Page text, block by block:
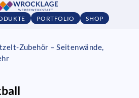
PORTFOLIO SHOP
Zubehör – Seitenwände,